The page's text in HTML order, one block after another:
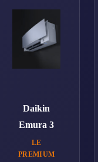
Daikin
Emura 3
LE
PREMIUM